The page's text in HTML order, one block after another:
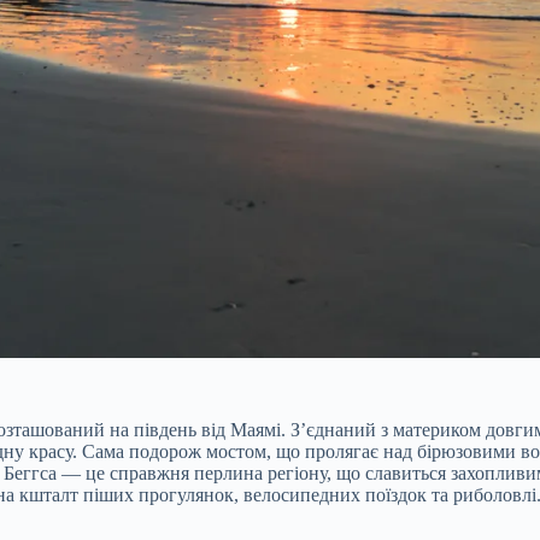
на південь від Маямі. З’єднаний з материком
красу. Сама подорож мостом, що пролягає над бірюзовими
— це справжня перлина регіону, що славиться
кшталт піших прогулянок, велосипедних поїздок та